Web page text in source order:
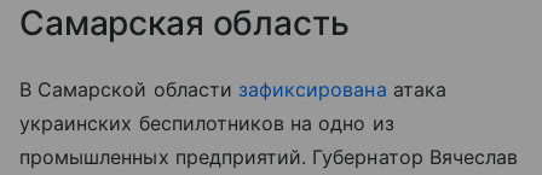
Самарская область
В Самарской области зафиксирована атака
украинских беспилотников на одно из
промышленных предприятий. Губернатор Вячеслав